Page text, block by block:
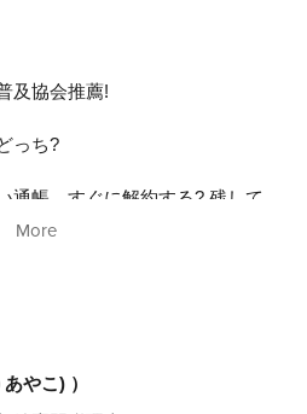
及協会推薦!
っち?
帳。すぐに解約する? 残して
る? 相続後、遺品整理業者に
「相続貧乏」シリーズ第3弾! 親
More
やこ) ）